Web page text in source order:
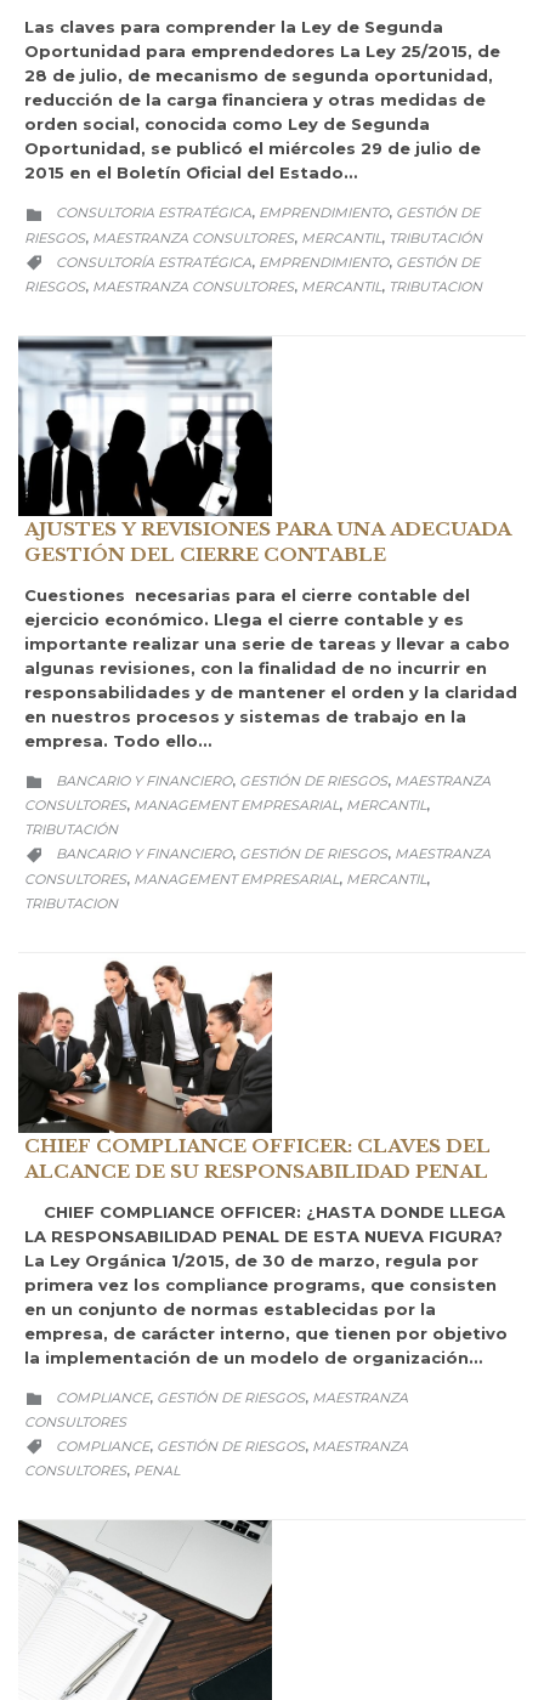
Las claves para comprender la Ley de Segunda
Oportunidad para emprendedores La Ley 25/2015, de
28 de julio, de mecanismo de segunda oportunidad,
reducción de la carga financiera y otras medidas de
orden social, conocida como Ley de Segunda
Oportunidad, se publicó el miércoles 29 de julio de
2015 en el Boletín Oficial del Estado…
 CATEGORY
CONSULTORIA ESTRATÉGICA, EMPRENDIMIENTO, GESTIÓN DE
RIESGOS, MAESTRANZA CONSULTORES, MERCANTIL , TRIBUTACIÓN
 CATEGORY
CONSULTORÍA ESTRATÉGICA, EMPRENDIMIENTO, GESTIÓN DE
RIESGOS, MAESTRANZA CONSULTORES, MERCANTIL, TRIBUTACION
AJUSTES Y REVISIONES PARA UNA ADECUADA
GESTIÓN DEL CIERRE CONTABLE
Cuestiones necesarias para el cierre contable del
ejercicio económico. Llega el cierre contable y es
importante realizar una serie de tareas y llevar a cabo
algunas revisiones, con la finalidad de no incurrir en
responsabilidades y de mantener el orden y la claridad
en nuestros procesos y sistemas de trabajo en la
empresa. Todo ello…
 CATEGORY
BANCARIO Y FINANCIERO, GESTIÓN DE RIESGOS, MAESTRANZA
CONSULTORES, MANAGEMENT EMPRESARIAL, MERCANTIL,
TRIBUTACIÓN
 CATEGORY
BANCARIO Y FINANCIERO, GESTIÓN DE RIESGOS, MAESTRANZA
CONSULTORES, MANAGEMENT EMPRESARIAL , MERCANTIL ,
TRIBUTACION
CHIEF COMPLIANCE OFFICER: CLAVES DEL
ALCANCE DE SU RESPONSABILIDAD PENAL
CHIEF COMPLIANCE OFFICER: ¿HASTA DONDE LLEGA
LA RESPONSABILIDAD PENAL DE ESTA NUEVA FIGURA?
La Ley Orgánica 1/2015, de 30 de marzo, regula por
primera vez los compliance programs, que consisten
en un conjunto de normas establecidas por la
empresa, de carácter interno, que tienen por objetivo
la implementación de un modelo de organización…
 CATEGORY
COMPLIANCE, GESTIÓN DE RIESGOS, MAESTRANZA
CONSULTORES
 CATEGORY
COMPLIANCE, GESTIÓN DE RIESGOS, MAESTRANZA
CONSULTORES, PENAL